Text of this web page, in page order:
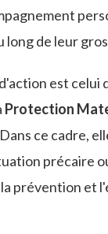
de leur
est celui
Protection
ce cadre,
précaire
prévention et